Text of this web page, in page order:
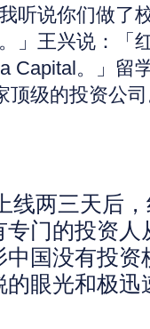
听说你们做了
」王兴说：「
Capital。」留
顶级的投资公
两三天后，
门的投资
国没有投
眼光和极迅